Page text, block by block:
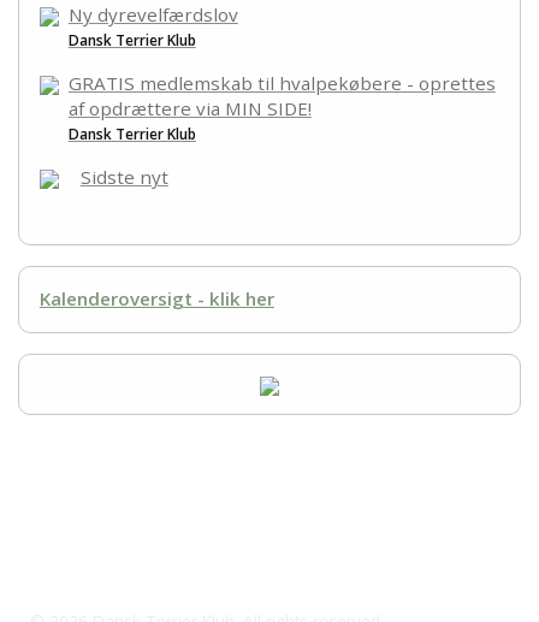
Ny dyrevelfærdslov
Dansk Terrier Klub
GRATIS medlemskab til hvalpekøbere - oprettes
af opdrættere via MIN SIDE!
Dansk Terrier Klub
Sidste nyt
Kalenderoversigt - klik her